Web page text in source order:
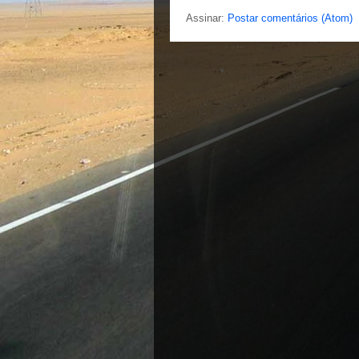
Assinar: Postar comentários (Atom)